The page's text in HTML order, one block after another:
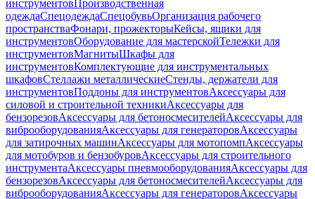
инструментовПроизводственная
одеждаСпецодеждаСпецобувьОрганизация рабочего
пространстваФонари, прожекторыКейсы, ящики для
инструментовОборудование для мастерскойТележки для
инструментовМагнитыШкафы для
инструментовКомплектующие для инструментальных
шкафовСтеллажи металлическиеСтенды, держатели для
инструментовПоддоны для инструментовАксессуары для
силовой и строительной техникиАксессуары для
бензорезовАксессуары для бетоносмесителейАксессуары для
виброоборудованияАксессуары для генераторовАксессуары
для затирочных машинАксессуары для мотопомпАксессуары
для мотобуров и бензобуровАксессуары для строительного
инструментаАксессуары пневмооборудованияАксессуары для
бензорезовАксессуары для бетоносмесителейАксессуары для
виброоборудованияАксессуары для генераторовАксессуары